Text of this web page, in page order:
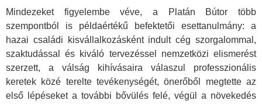
Mindezeket figyelembe véve, a Platán Bútor több
szempontból is példaértékű befektetői esettanulmány: a
hazai családi kisvállalkozásként indult cég szorgalommal,
szaktudással és kiváló tervezéssel nemzetközi elismerést
szerzett, a válság kihívásaira válaszul professzionális
keretek közé terelte tevékenységét, önerőből megtette az
első lépéseket a további bővülés felé, végül a növekedés